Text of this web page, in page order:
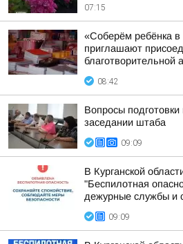
07:15
«Соберём ребёнка в
приглашают
благотворительной
08:42
Вопросы
заседании штаба
09:09
В Курганской
"Беспилотная
дежурные службы и
09:09